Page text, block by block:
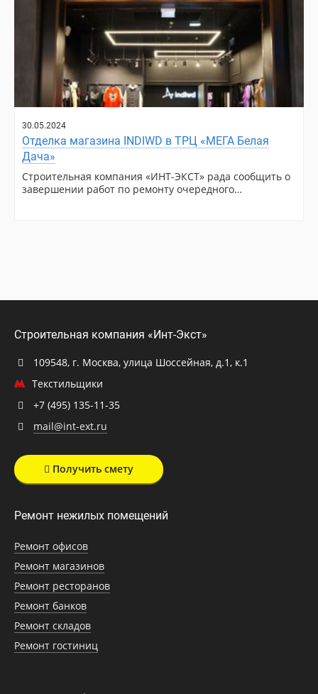
30.05.2024
Отделка магазина INDIWD в ТРЦ «МЕГА Белая
Дача»
Строительная компания «ИНТ-ЭКСТ» рада сообщить о
завершении работ по ремонту очередного…
Строительная компания «Инт-Экст»
109548, г. Москва, улица Шоссейная, д.1, к.1
Текстильщики
+7 (495) 135-11-35
mail@int-ext.ru
Получить смету
Ремонт нежилых помещений
Ремонт офисов
Ремонт магазинов
Ремонт ресторанов
Ремонт банков
Ремонт складов
Ремонт гостиниц